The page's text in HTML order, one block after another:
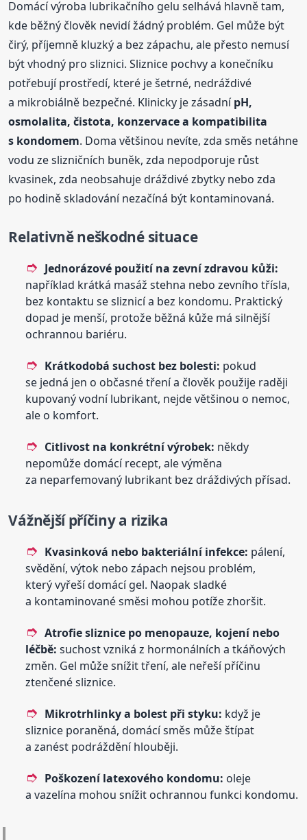
Domácí výroba lubrikačního gelu selhává hlavně tam,
kde běžný člověk nevidí žádný problém. Gel může být
čirý, příjemně kluzký a bez zápachu, ale přesto nemusí
být vhodný pro sliznici. Sliznice pochvy a konečníku
potřebují prostředí, které je šetrné, nedráždivé
a mikrobiálně bezpečné. Klinicky je zásadnípH,
osmolalita, čistota, konzervace a kompatibilita
s kondomem. Doma většinou nevíte, zda směs netáhne
vodu ze slizničních buněk, zda nepodporuje růst
kvasinek, zda neobsahuje dráždivé zbytky nebo zda
po hodině skladování nezačíná být kontaminovaná.
Relativně neškodné situace
Jednorázové použití na zevní zdravou kůži:
například krátká masáž stehna nebo zevního třísla,
bez kontaktu se sliznicí a bez kondomu. Praktický
dopad je menší, protože běžná kůže má silnější
ochrannou bariéru.
Krátkodobá suchost bez bolesti: pokud
se jedná jen o občasné tření a člověk použije raději
kupovaný vodní lubrikant, nejde většinou o nemoc,
ale o komfort.
Citlivost na konkrétní výrobek: někdy
nepomůže domácí recept, ale výměna
za neparfemovaný lubrikant bez dráždivých přísad.
Vážnější příčiny a rizika
Kvasinková nebo bakteriální infekce: pálení,
svědění, výtok nebo zápach nejsou problém,
který vyřeší domácí gel. Naopak sladké
a kontaminované směsi mohou potíže zhoršit.
Atrofie sliznice po menopauze, kojení nebo
léčbě: suchost vzniká z hormonálních a tkáňových
změn. Gel může snížit tření, ale neřeší příčinu
ztenčené sliznice.
Mikrotrhlinky a bolest při styku: když je
sliznice poraněná, domácí směs může štípat
a zanést podráždění hlouběji.
Poškození latexového kondomu: oleje
a vazelína mohou snížit ochrannou funkci kondomu.